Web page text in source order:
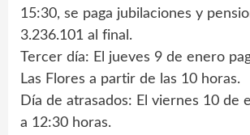
15:30, se paga jubilaciones y
3.236.101 al final.
Tercer día: El jueves 9 de enero
Las Flores a partir de las 10 horas.
Día de atrasados: El viernes 10 de
a 12:30 horas.